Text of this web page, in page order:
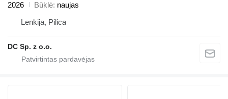
2026
Būklė naujas
Lenkija, Pilica
DC Sp. z o.o.